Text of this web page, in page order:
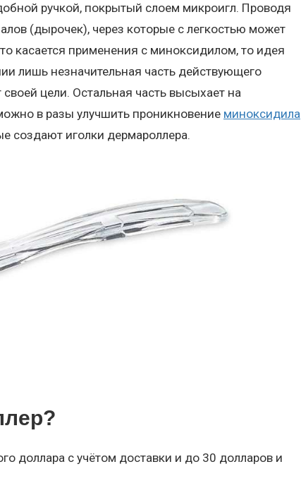
ручкой, покрытый слоем микроигл. Проводя
(дырочек), через которые с легкостью может
касается применения с миноксидилом, то идея
лишь незначительная часть действующего
цели. Остальная часть высыхает на
в разы улучшить проникновение миноксидила
создают иголки дермароллера.
доллара с учётом доставки и до 30 долларов и